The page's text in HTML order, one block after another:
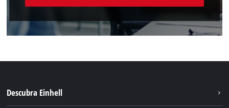
Descubra Einhell